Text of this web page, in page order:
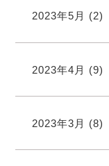
2023年5月 (2)
2023年4月 (9)
2023年3月 (8)